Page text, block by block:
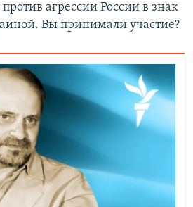
агрессии России в знак
Вы принимали участие?